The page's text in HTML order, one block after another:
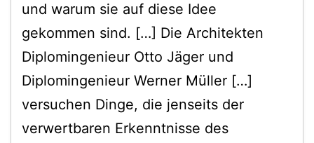
und warum sie auf diese Idee
gekommen sind. […] Die Architekten
Diplomingenieur Otto Jäger und
Diplomingenieur Werner Müller […]
versuchen Dinge, die jenseits der
verwertbaren Erkenntnisse des